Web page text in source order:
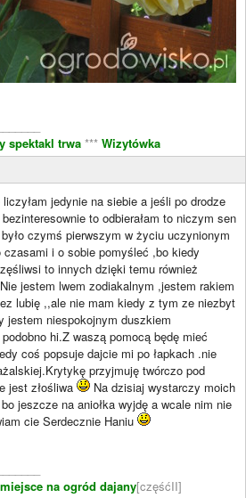
spektakl trwa *** Wizytówka
jedynie na siebie a jeśli po drodze
to odbierałam to niczym sen
czymś pierwszym w życiu uczynionym
czasami i o sobie pomyśleć ,bo kiedy
to innych dzięki temu również
jestem lwem zodiakalnym ,jestem rakiem
lubię ,,ale nie mam kiedy z tym ze niezbyt
jestem niespokojnym duszkiem
hi.Z waszą pomocą będę mieć
coś popsuje dajcie mi po łapkach .nie
przyjmuję twórczo pod
jest złośliwa
Na dzisiaj wystarczy moich
jeszcze na aniołka wyjdę a wcale nim nie
cie Serdecznie Haniu
na ogród dajany[częśćII]